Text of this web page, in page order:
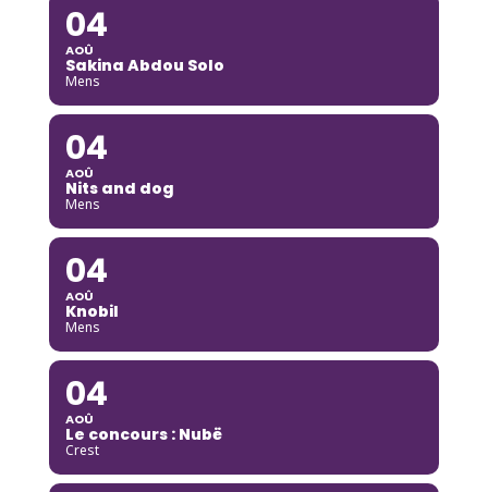
04
AOÛ
Sakina Abdou Solo
Mens
04
AOÛ
Nits and dog
Mens
04
AOÛ
Knobil
Mens
04
AOÛ
Le concours : Nubë
Crest